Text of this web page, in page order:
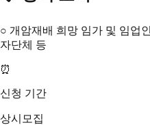
○ 개암재배 희망 임가 및 임업
자단체 등
⏰
신청 기간
상시모집